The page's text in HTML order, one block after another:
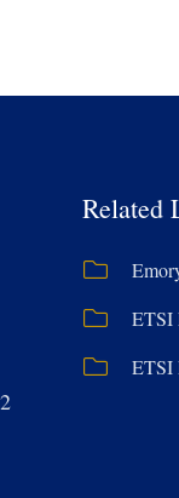
Related
ETSI
ETSI